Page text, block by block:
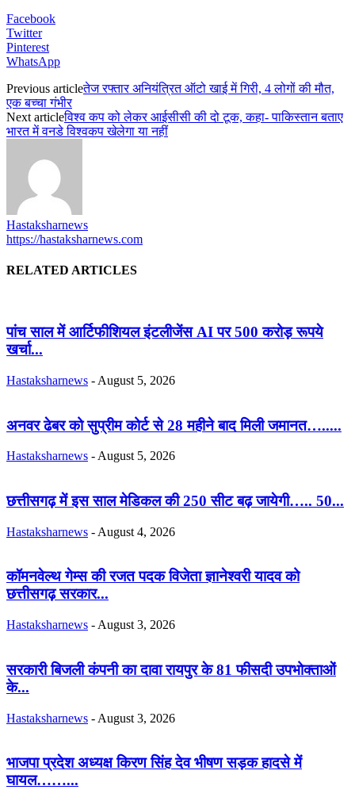
Facebook
Twitter
Pinterest
WhatsApp
Previous articleतेज रफ्तार अनियंत्रित ऑटो खाई में गिरी, 4 लोगों की मौत,
एक बच्चा गंभीर
Next articleविश्व कप को लेकर आईसीसी की दो टूक, कहा- पाकिस्तान बताए
भारत में वनडे विश्वकप खेलेगा या नहीं
Hastaksharnews
https://hastaksharnews.com
RELATED ARTICLES
पांच साल में आर्टिफीशियल इंटलीजेंस AI पर 500 करोड़ रूपये
खर्चा...
Hastaksharnews - August 5, 2026
अनवर ढेबर को सुप्रीम कोर्ट से 28 महीने बाद मिली जमानत….....
Hastaksharnews - August 5, 2026
छत्तीसगढ़ में इस साल मेडिकल की 250 सीट बढ़ जायेगी….. 50...
Hastaksharnews - August 4, 2026
कॉमनवेल्थ गेम्स की रजत पदक विजेता ज्ञानेश्वरी यादव को
छत्तीसगढ़ सरकार...
Hastaksharnews - August 3, 2026
सरकारी बिजली कंपनी का दावा रायपुर के 81 फीसदी उपभोक्ताओं
के...
Hastaksharnews - August 3, 2026
भाजपा प्रदेश अध्यक्ष किरण सिंह देव भीषण सड़क हादसे में
घायल……...